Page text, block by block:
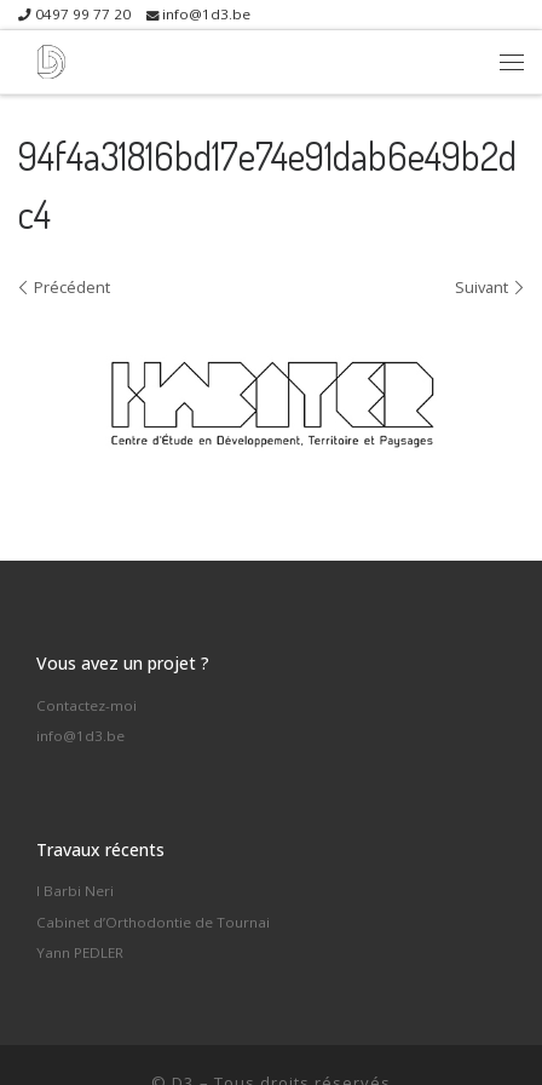
Skip to content
0497 99 77 20 info@1d3.be
94f4a31816bd17e74e91dab6e49b2d
c4
Navigation dans les images
Précédent Suivant
Vous avez un projet ?
Contactez-moi
info@1d3.be
Travaux récents
I Barbi Neri
Cabinet d’Orthodontie de Tournai
Yann PEDLER